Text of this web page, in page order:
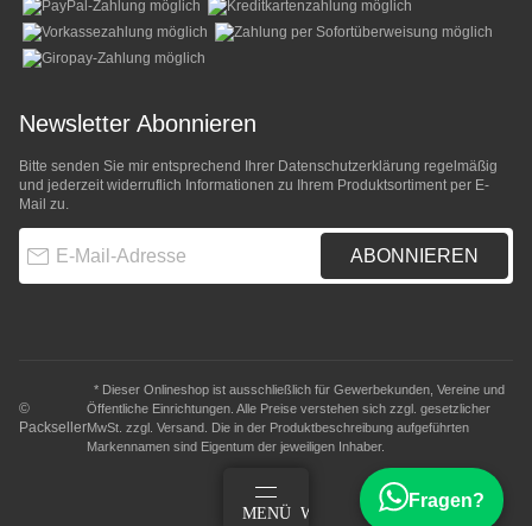
Newsletter Abonnieren
Bitte senden Sie mir entsprechend Ihrer Datenschutzerklärung regelmäßig
und jederzeit widerruflich Informationen zu Ihrem Produktsortiment per E-
Mail zu.
ABONNIEREN
©
Packseller
* Dieser Onlineshop ist ausschließlich für Gewerbekunden, Vereine und
Öffentliche Einrichtungen. Alle Preise verstehen sich zzgl. gesetzlicher
MwSt. zzgl. Versand . Die in der Produktbeschreibung aufgeführten
Markennamen sind Eigentum der jeweiligen Inhaber.
MENÜ WARENKORB
Fragen?